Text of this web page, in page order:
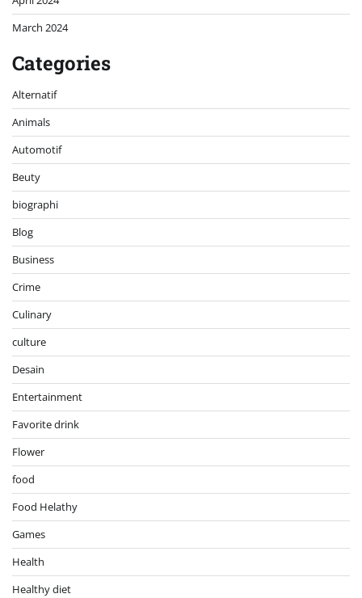
March 2024
Categories
Alternatif
Animals
Automotif
Beuty
biographi
Blog
Business
Crime
Culinary
culture
Desain
Entertainment
Favorite drink
Flower
food
Food Helathy
Games
Health
Healthy diet